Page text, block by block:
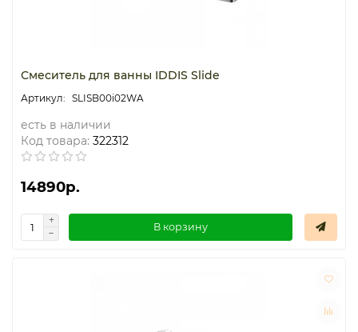
Смеситель для ванны IDDIS Slide
SLISB00i02WA
есть в наличии
Код товара: 322312
14890р.
В корзину